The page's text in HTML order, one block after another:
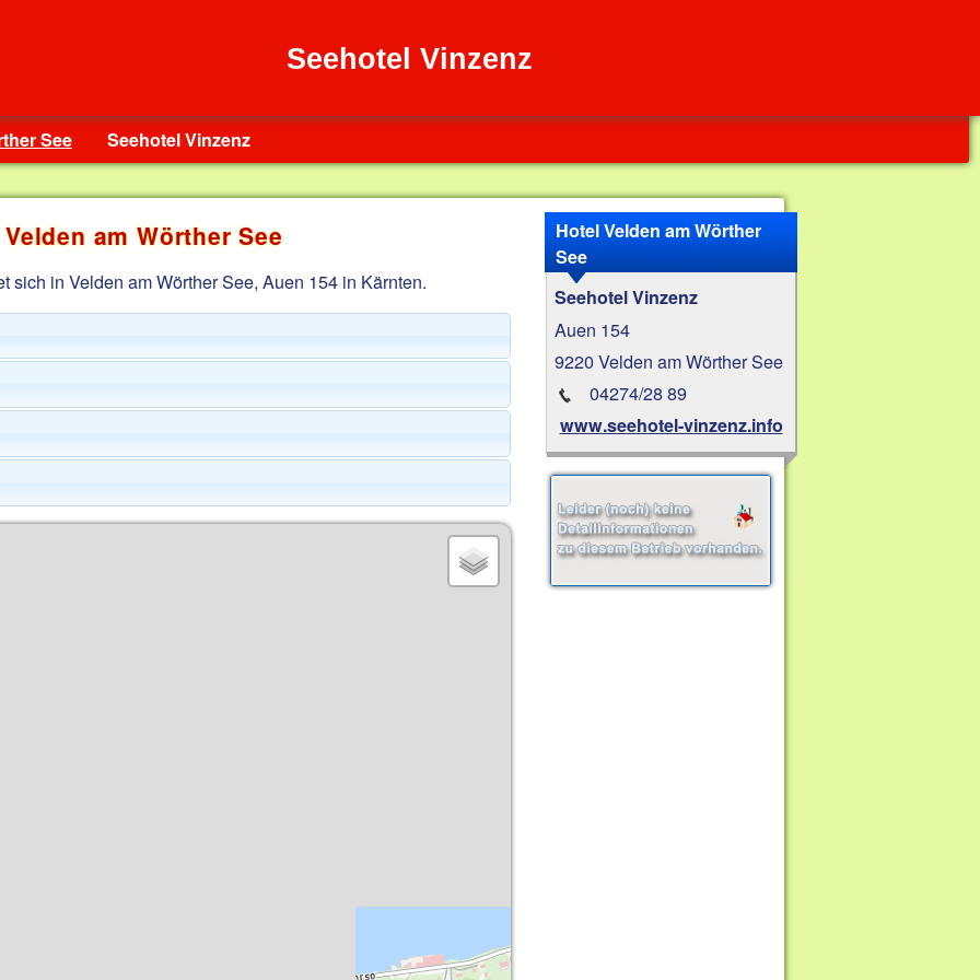
Seehotel Vinzenz
See Seehotel Vinzenz
am Wörther See
sich in Velden am Wörther See, Auen 154 in Kärnten.
Hotel Velden am Wörther
See
Seehotel Vinzenz
Auen 154
9220 Velden am Wörther See
04274/28 89
www.seehotel-vinzenz.info